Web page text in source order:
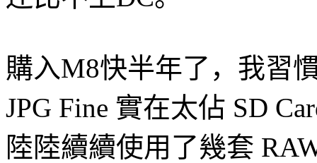
購入M8快半年了，我習
JPG Fine 實在太佔 SD
陸陸續續使用了幾套